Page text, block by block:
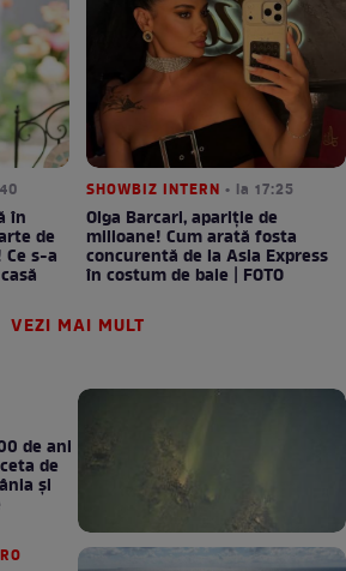
în
de
s-a
SHOWBIZ INTERN • la 17:25
Olga Barcari, apariție de
milioane! Cum arată fosta
concurentă de la Asia Express
în costum de baie | FOTO
VEZI MAI MULT
de ani
de
şi